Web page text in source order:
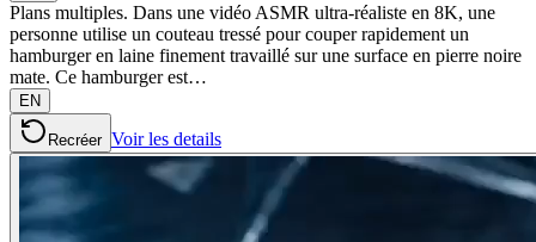
Plans multiples. Dans une vidéo ASMR ultra-réaliste en 8K, une
personne utilise un couteau tressé pour couper rapidement un
hamburger en laine finement travaillé sur une surface en pierre noire
mate. Ce hamburger est…
EN
Recréer Voir les details